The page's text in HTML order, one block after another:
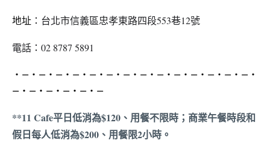
地址 ： 台北市信義區忠孝東路四段553巷12號
電話： 02 8787 5891
‧—‧—‧—‧—‧—‧—‧—‧—‧—‧—‧—‧—‧—‧—‧
—‧—‧—‧—‧—‧—
**11 Cafe平日低消為$120、用餐不限時；商業午餐時段和
假日每人低消為$200、用餐限2小時。